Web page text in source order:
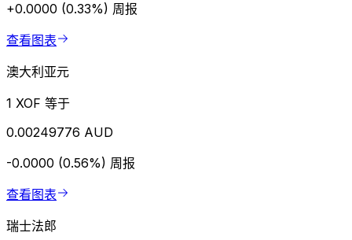
+0.0000 (0.33%) 周报
查看图表
澳大利亚元
1 XOF 等于
0.00249776 AUD
-0.0000 (0.56%) 周报
查看图表
瑞士法郎